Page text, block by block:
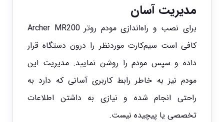
مدیریت آسان
برای نصب و راه‌اندازی مودم روتر Archer MR200
کافی است سیم‌کارت موردنظر را درون دستگاه قرار
داده و سپس مودم را روشن نمایید. مدیریت این
مودم نیز به خاطر رابط کاربری آسانی که دارد به
راحتی انجام شده و نیازی به داشتن اطلاعات
تخصصی یا پیچیده نیست.